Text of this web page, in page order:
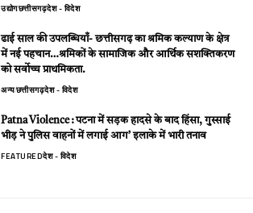
उद्योगछत्तीसगढ़देश - विदेश
ढाई साल की उपलब्धियाँ- छत्तीसगढ़ का श्रमिक कल्याण के क्षेत्र
में नई पहचान…श्रमिकों के सामाजिक और आर्थिक सशक्तिकरण
को सर्वाेच्च प्राथमिकता.
अन्यछत्तीसगढ़देश - विदेश
Patna Violence : पटना में सड़क हादसे के बाद हिंसा, गुस्साई
भीड़ ने पुलिस वाहनों में लगाई आग’ इलाके में भारी तनाव
FEATUREDदेश - विदेश